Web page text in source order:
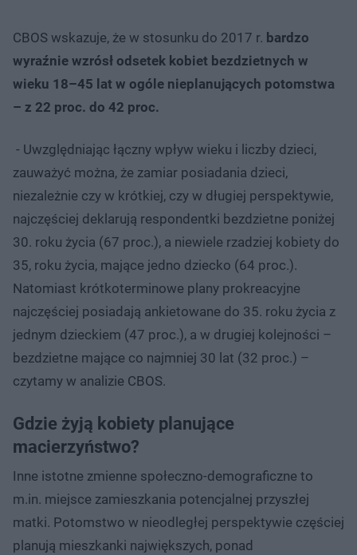
CBOS wskazuje, że w stosunku do 2017 r. bardzo
wyraźnie wzrósł odsetek kobiet bezdzietnych w
wieku 18–45 lat w ogóle nieplanujących potomstwa
– z 22 proc. do 42 proc.
- Uwzględniając łączny wpływ wieku i liczby dzieci,
zauważyć można, że zamiar posiadania dzieci,
niezależnie czy w krótkiej, czy w długiej perspektywie,
najczęściej deklarują respondentki bezdzietne poniżej
30. roku życia (67 proc.), a niewiele rzadziej kobiety do
35, roku życia, mające jedno dziecko (64 proc.).
Natomiast krótkoterminowe plany prokreacyjne
najczęściej posiadają ankietowane do 35. roku życia z
jednym dzieckiem (47 proc.), a w drugiej kolejności –
bezdzietne mające co najmniej 30 lat (32 proc.) –
czytamy w analizie CBOS.
Gdzie żyją kobiety planujące
macierzyństwo?
Inne istotne zmienne społeczno-demograficzne to
m.in. miejsce zamieszkania potencjalnej przyszłej
matki. Potomstwo w nieodległej perspektywie częściej
planują mieszkanki największych, ponad